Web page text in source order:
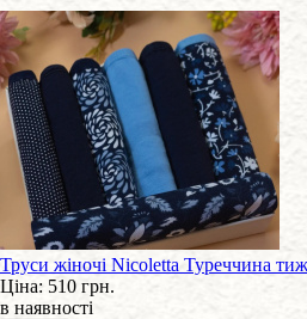
Труси жіночі Nicoletta Туреччина
Ціна: 510 грн.
в наявності